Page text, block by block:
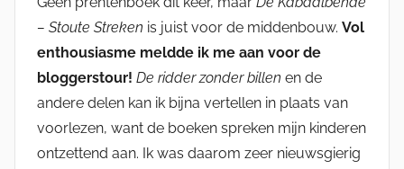
– Stoute Streken is juist voor de middenbouw. Vol
enthousiasme meldde ik me aan voor de
bloggerstour! De ridder zonder billen en de
andere delen kan ik bijna vertellen in plaats van
voorlezen, want de boeken spreken mijn kinderen
ontzettend aan. Ik was daarom zeer nieuwsgierig